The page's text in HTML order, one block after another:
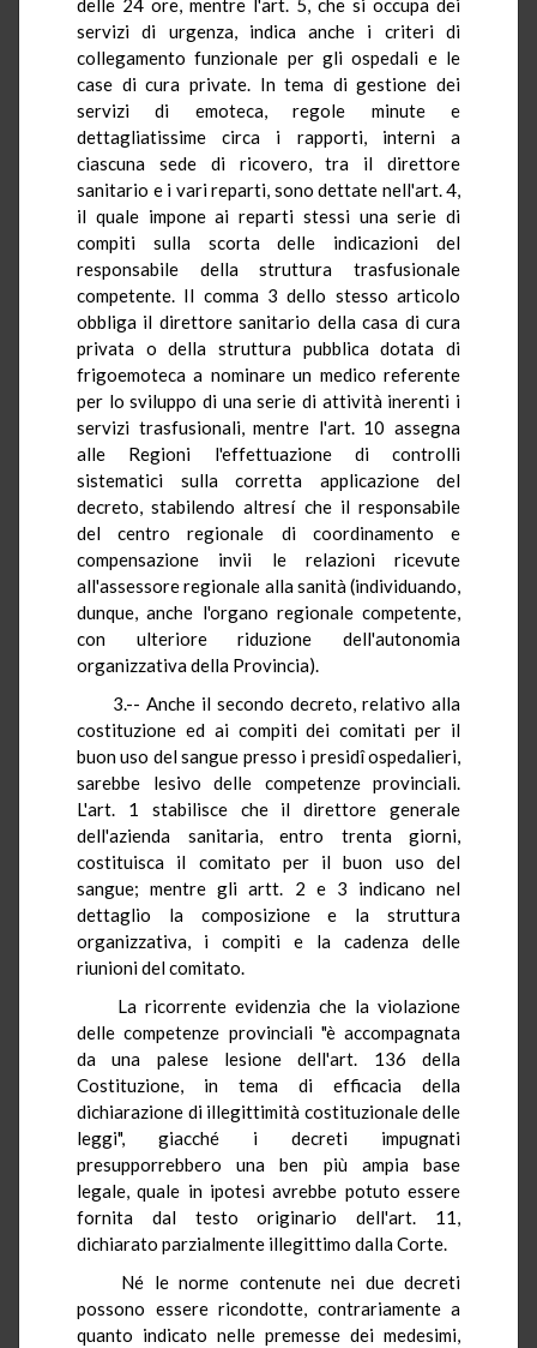
delle 24 ore, mentre l'art. 5, che si occupa dei
servizi di urgenza, indica anche i criteri di
collegamento funzionale per gli ospedali e le
case di cura private. In tema di gestione dei
servizi di emoteca, regole minute e
dettagliatissime circa i rapporti, interni a
ciascuna sede di ricovero, tra il direttore
sanitario e i vari reparti, sono dettate nell'art. 4,
il quale impone ai reparti stessi una serie di
compiti sulla scorta delle indicazioni del
responsabile della struttura trasfusionale
competente. Il comma 3 dello stesso articolo
obbliga il direttore sanitario della casa di cura
privata o della struttura pubblica dotata di
frigoemoteca a nominare un medico referente
per lo sviluppo di una serie di attività inerenti i
servizi trasfusionali, mentre l'art. 10 assegna
alle Regioni l'effettuazione di controlli
sistematici sulla corretta applicazione del
decreto, stabilendo altresí che il responsabile
del centro regionale di coordinamento e
compensazione invii le relazioni ricevute
all'assessore regionale alla sanità (individuando,
dunque, anche l'organo regionale competente,
con ulteriore riduzione dell'autonomia
organizzativa della Provincia).
3.-- Anche il secondo decreto, relativo alla
costituzione ed ai compiti dei comitati per il
buon uso del sangue presso i presidî ospedalieri,
sarebbe lesivo delle competenze provinciali.
L'art. 1 stabilisce che il direttore generale
dell'azienda sanitaria, entro trenta giorni,
costituisca il comitato per il buon uso del
sangue; mentre gli artt. 2 e 3 indicano nel
dettaglio la composizione e la struttura
organizzativa, i compiti e la cadenza delle
riunioni del comitato.
La ricorrente evidenzia che la violazione
delle competenze provinciali "è accompagnata
da una palese lesione dell'art. 136 della
Costituzione, in tema di efficacia della
dichiarazione di illegittimità costituzionale delle
leggi", giacché i decreti impugnati
presupporrebbero una ben più ampia base
legale, quale in ipotesi avrebbe potuto essere
fornita dal testo originario dell'art. 11,
dichiarato parzialmente illegittimo dalla Corte.
Né le norme contenute nei due decreti
possono essere ricondotte, contrariamente a
quanto indicato nelle premesse dei medesimi,